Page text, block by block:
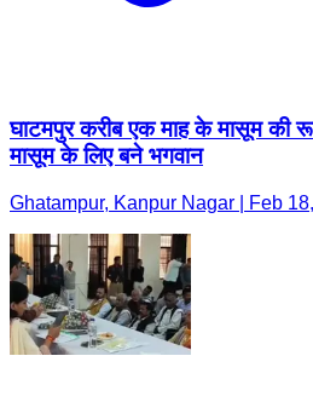
घाटमपुर करीब एक माह के मासूम की
मासूम के लिए बने भगवान
Ghatampur, Kanpur Nagar | Feb